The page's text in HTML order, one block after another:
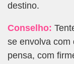
destino.
Conselho:
se envolva com
pensa, com